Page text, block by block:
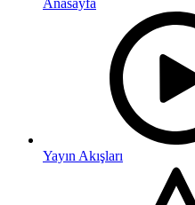
Anasayfa
Yayın Akışları